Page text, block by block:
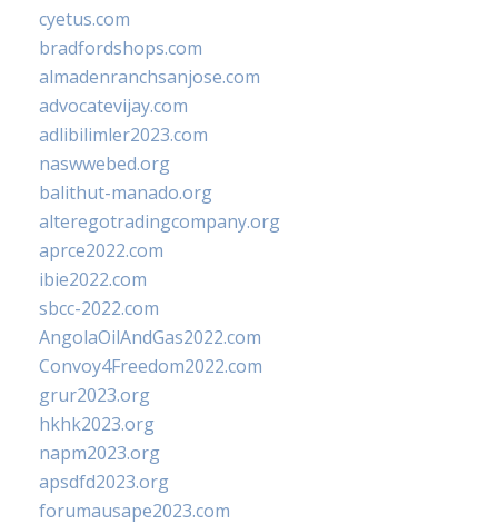
cyetus.com
bradfordshops.com
almadenranchsanjose.com
advocatevijay.com
adlibilimler2023.com
naswwebed.org
balithut-manado.org
alteregotradingcompany.org
aprce2022.com
ibie2022.com
sbcc-2022.com
AngolaOilAndGas2022.com
Convoy4Freedom2022.com
grur2023.org
hkhk2023.org
napm2023.org
apsdfd2023.org
forumausape2023.com